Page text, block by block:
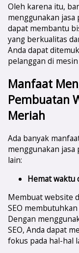
Oleh karena itu,
menggunakan jasa
dapat membantu
yang berkualitas
Anda dapat
pelanggan di
Manfaat
Pembuatan
Meriah
Ada banyak
menggunakan jasa
lain:
Hemat waktu
Membuat website
SEO
Dengan
SEO, Anda dapat
fokus pada hal-hal